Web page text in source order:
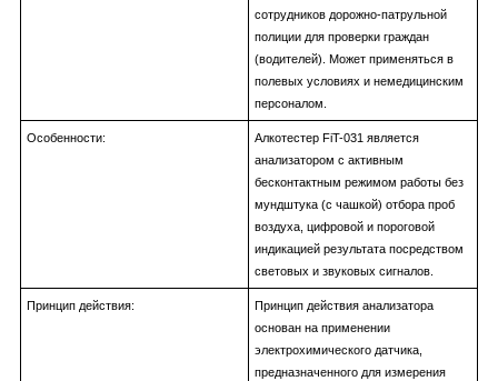
сотрудников дорожно-патрульной
полиции для проверки граждан
(водителей). Может применяться в
полевых условиях и немедицинским
персоналом.
Особенности:
Алкотестер FiT-031 является
анализатором с активным
бесконтактным режимом работы без
мундштука (с чашкой) отбора проб
воздуха, цифровой и пороговой
индикацией результата посредством
световых и звуковых сигналов.
Принцип действия:
Принцип действия анализатора
основан на применении
электрохимического датчика,
предназначенного для измерения